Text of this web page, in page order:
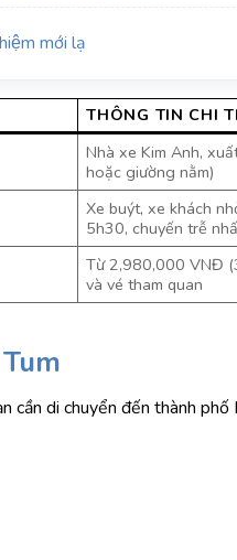
mới lạ
THÔNG TIN CHI
Nhà xe Kim Anh,
hoặc giường nằm)
Xe buýt, xe khách
5h30, chuyến trễ
Từ 2,980,000 VNĐ
và vé tham quan
di chuyển đến thành